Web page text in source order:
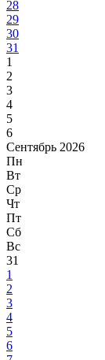
28
29
30
31
1
2
3
4
5
6
Сентябрь 2026
Пн
Вт
Ср
Чт
Пт
Сб
Вс
31
1
2
3
4
5
6